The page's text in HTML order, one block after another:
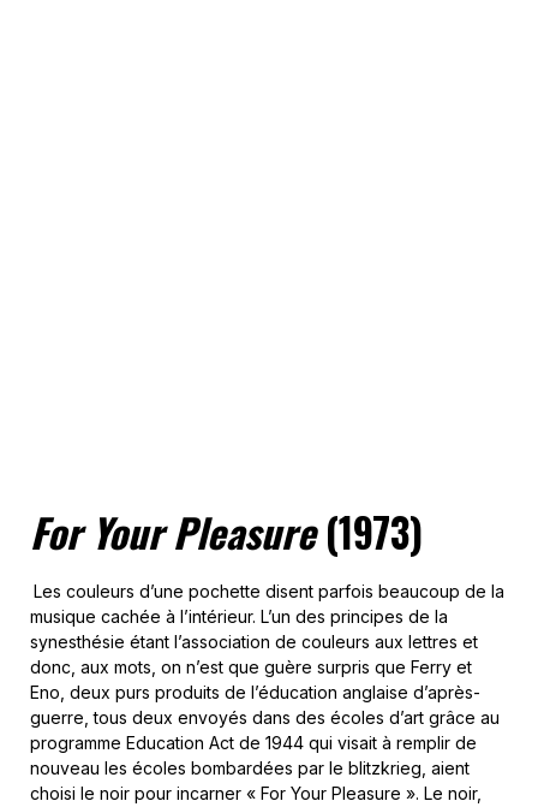
For Your Pleasure(1973)
Les couleurs d’une pochette disent parfois beaucoup de la
musique cachée à l’intérieur. L’un des principes de la
synesthésie étant l’association de couleurs aux lettres et
donc, aux mots, on n’est que guère surpris que Ferry et
Eno, deux purs produits de l’éducation anglaise d’après-
guerre, tous deux envoyés dans des écoles d’art grâce au
programme Education Act de 1944 qui visait à remplir de
nouveau les écoles bombardées par le blitzkrieg, aient
choisi le noir pour incarner « For Your Pleasure ». Le noir,